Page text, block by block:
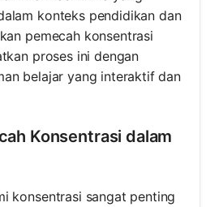
konteks pendidikan dan
pemecah konsentrasi
proses ini dengan
belajar yang interaktif dan
Konsentrasi dalam
konsentrasi sangat penting